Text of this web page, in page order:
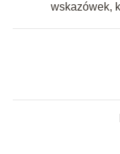
wskazówek,